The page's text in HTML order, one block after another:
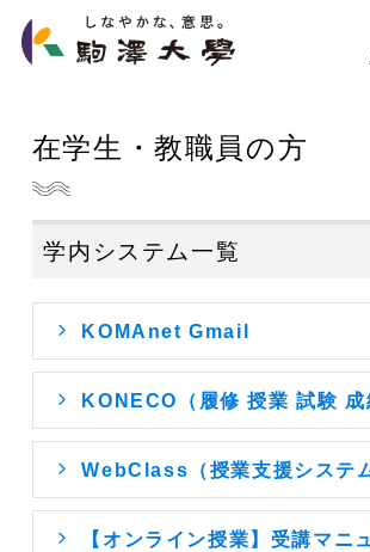
在学生・教職員の方
学内システム一覧
KOMAnet Gmail
KONECO（履修 授業 試験 成
WebClass（授業支援システ
【オンライン授業】受講マニ